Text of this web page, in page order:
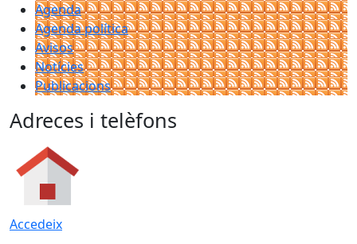
Agenda
Agenda política
Avisos
Notícies
Publicacions
Adreces i telèfons
Accedeix